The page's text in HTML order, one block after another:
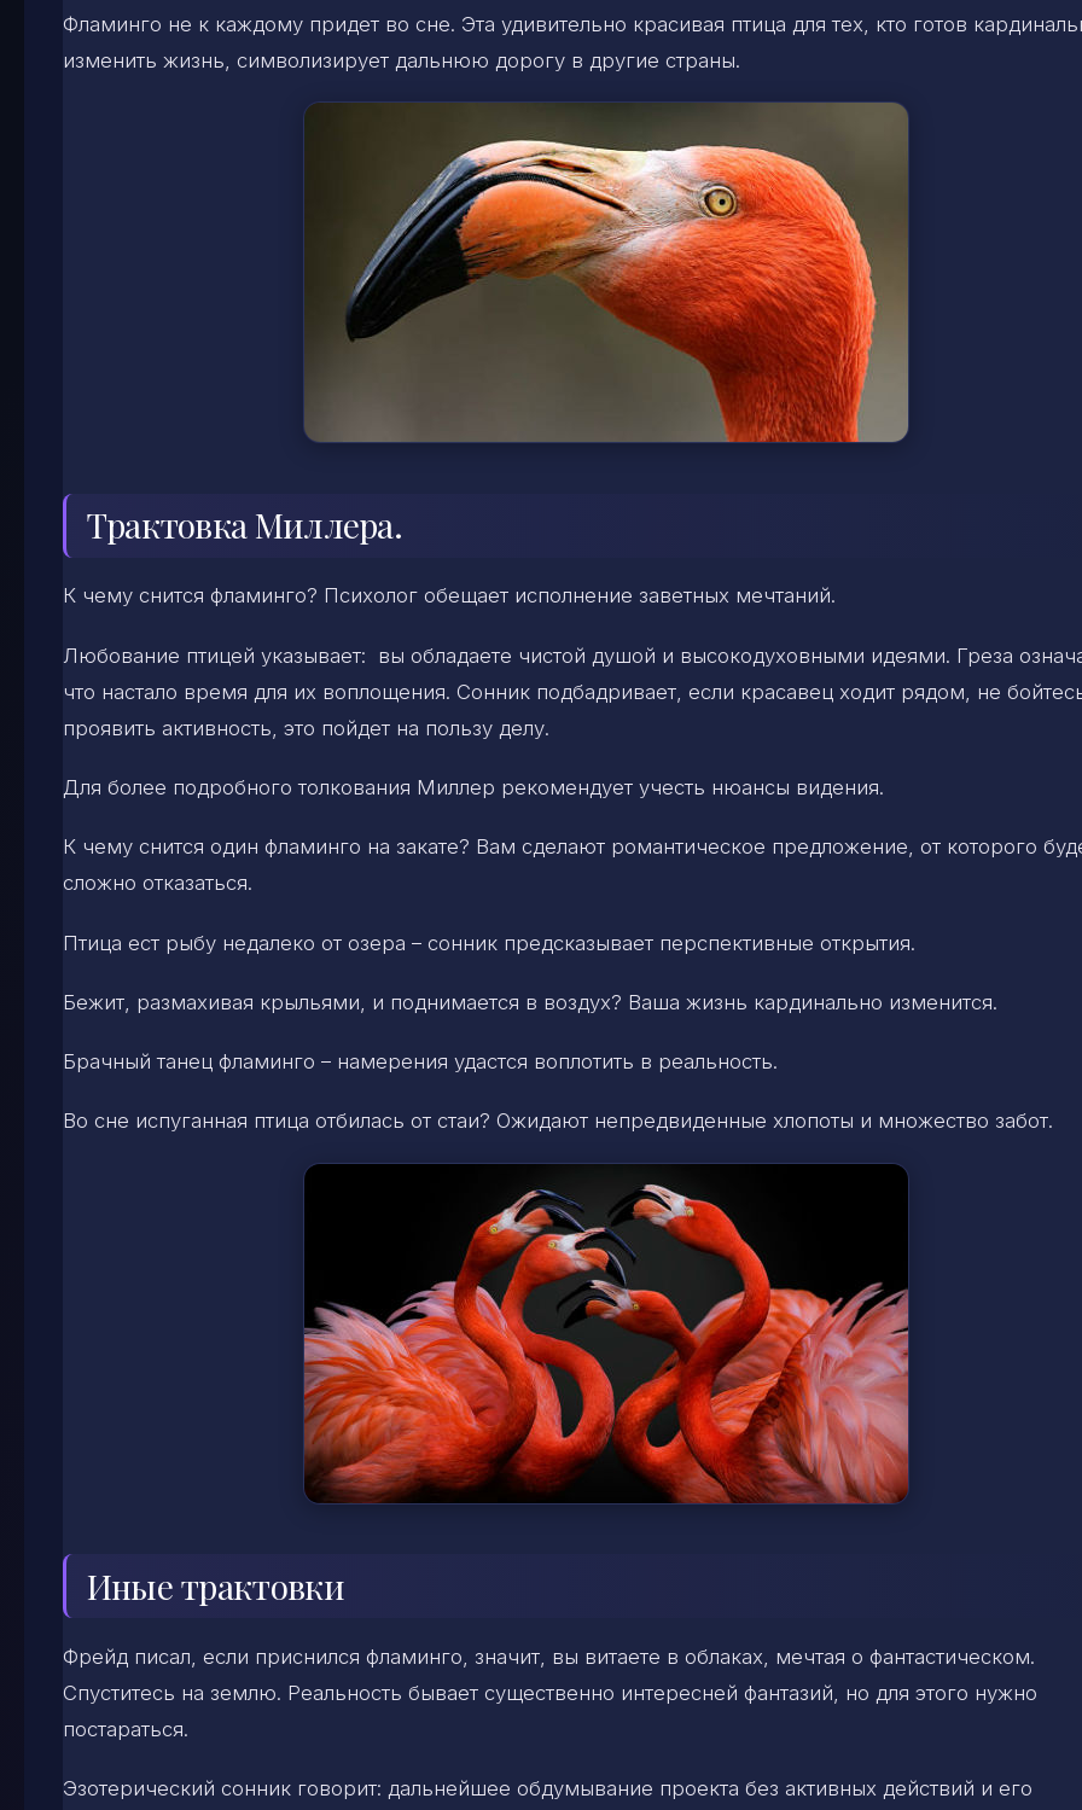
Фламинго не к каждому придет во сне. Эта удивительно красивая птица для тех, кто готов
изменить жизнь, символизирует дальнюю дорогу в другие страны.
Трактовка Миллера.
К чему снится фламинго? Психолог обещает исполнение заветных мечтаний.
Любование птицей указывает: вы обладаете чистой душой и высокодуховными идеями. Греза
что настало время для их воплощения. Сонник подбадривает, если красавец ходит рядом, не
проявить активность, это пойдет на пользу делу.
Для более подробного толкования Миллер рекомендует учесть нюансы видения.
К чему снится один фламинго на закате? Вам сделают романтическое предложение, от которого
сложно отказаться.
Птица ест рыбу недалеко от озера – сонник предсказывает перспективные открытия.
Бежит, размахивая крыльями, и поднимается в воздух? Ваша жизнь кардинально изменится.
Брачный танец фламинго – намерения удастся воплотить в реальность.
Во сне испуганная птица отбилась от стаи? Ожидают непредвиденные хлопоты и множество забот.
Иные трактовки
Фрейд писал, если приснился фламинго, значит, вы витаете в облаках, мечтая о фантастическом.
Спуститесь на землю. Реальность бывает существенно интересней фантазий, но для этого нужно
постараться.
Эзотерический сонник говорит: дальнейшее обдумывание проекта без активных действий и его